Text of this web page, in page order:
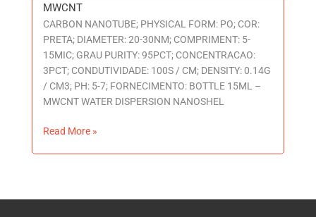
MWCNT
CARBON NANOTUBE; PHYSICAL FORM: PO; COR:
PRETA; DIAMETER: 20-30NM; COMPRIMENT: 5-
15MIC; GRAU PURITY: 95PCT; CONCENTRACAO:
3PCT; CONDUTIVIDADE: 100S / CM; DENSITY: 0.14G
/ CM3; PH: 5-7; FORNECIMENTO: BOTTLE 15ML –
MWCNT WATER DISPERSION NANOSHEL
MWCNT
Read More »